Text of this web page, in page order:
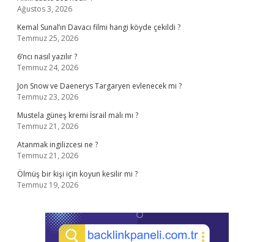
Ağustos 3, 2026
Kemal Sunal’ın Davacı filmi hangi köyde çekildi ?
Temmuz 25, 2026
6’ncı nasıl yazılır ?
Temmuz 24, 2026
Jon Snow ve Daenerys Targaryen evlenecek mi ?
Temmuz 23, 2026
Mustela güneş kremi İsrail malı mı ?
Temmuz 21, 2026
Atanmak ingilizcesi ne ?
Temmuz 21, 2026
Ölmüş bir kişi için koyun kesilir mi ?
Temmuz 19, 2026